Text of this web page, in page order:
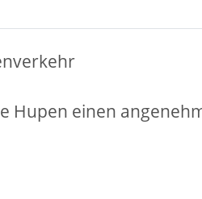
Hupen einen